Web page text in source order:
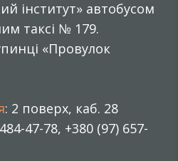
інститут» автобусом
таксі № 179.
«Провулок
: 2 поверх, каб. 28
47-78, +380 (97) 657-